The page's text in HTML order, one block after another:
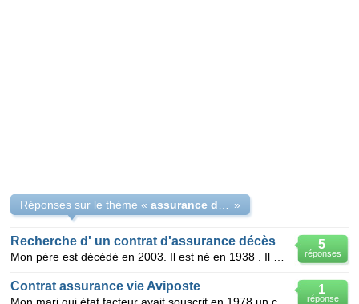
Réponses sur le thème « »
5
réponses
Recherche d' un contrat d'assurance décès
1
réponse
Contrat assurance vie Aviposte